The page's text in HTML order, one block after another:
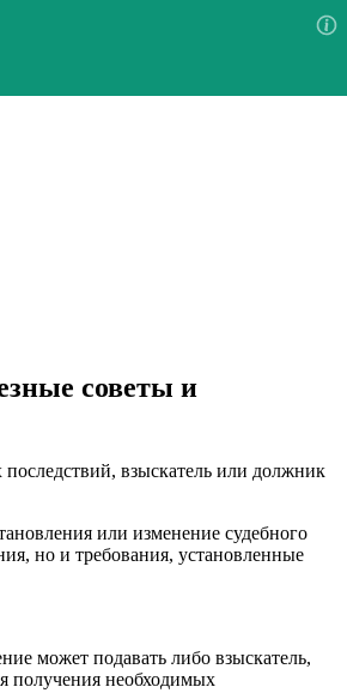
советы и
взыскатель или должник
или изменение судебного
но и требования, установленные
может подавать либо взыскатель,
получения необходимых